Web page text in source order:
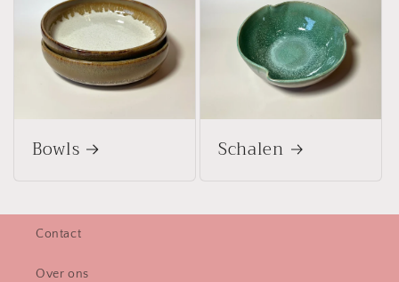
Bowls Schalen
Contact
Over ons